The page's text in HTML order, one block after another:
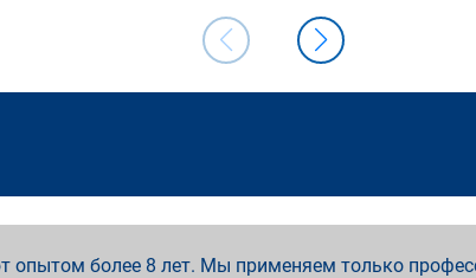
более 8 лет. Мы применяем только